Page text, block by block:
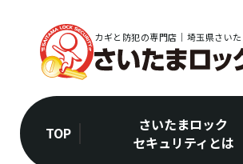
カギと防犯の専門店｜埼玉県さい
TOP
さいたまロック
セキュリティとは